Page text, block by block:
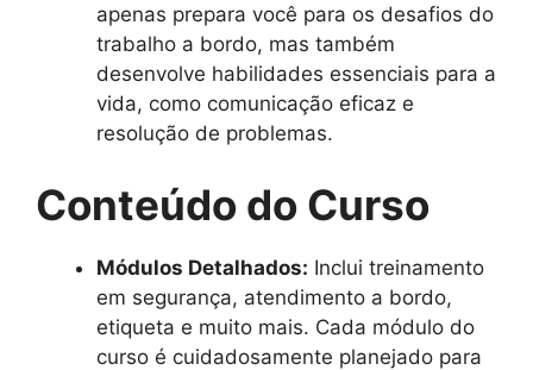
apenas prepara você para os desafios do
trabalho a bordo, mas também
desenvolve habilidades essenciais para a
vida, como comunicação eficaz e
resolução de problemas.
Conteúdo do Curso
Módulos Detalhados: Inclui treinamento
em segurança, atendimento a bordo,
etiqueta e muito mais. Cada módulo do
curso é cuidadosamente planejado para